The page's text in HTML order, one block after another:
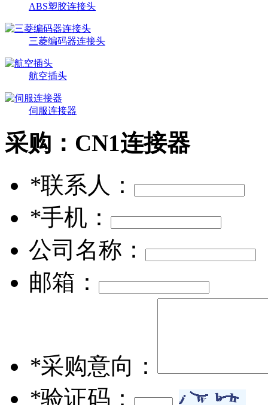
ABS塑胶连接头
三菱编码器连接头
航空插头
伺服连接器
采购： CN1连接器
*联系人：
*手机：
公司名称：
邮箱：
*采购意向：
*验证码：